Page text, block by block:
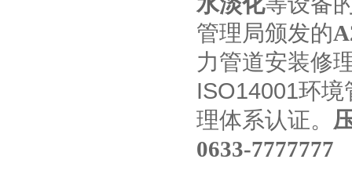
管理局颁发的
力管道安装修
ISO14001环
理体系认证。
0633-7777777